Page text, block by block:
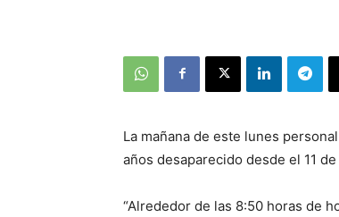
La mañana de este lunes
años desaparecido desde el 11
“Alrededor de las 8:50 horas de